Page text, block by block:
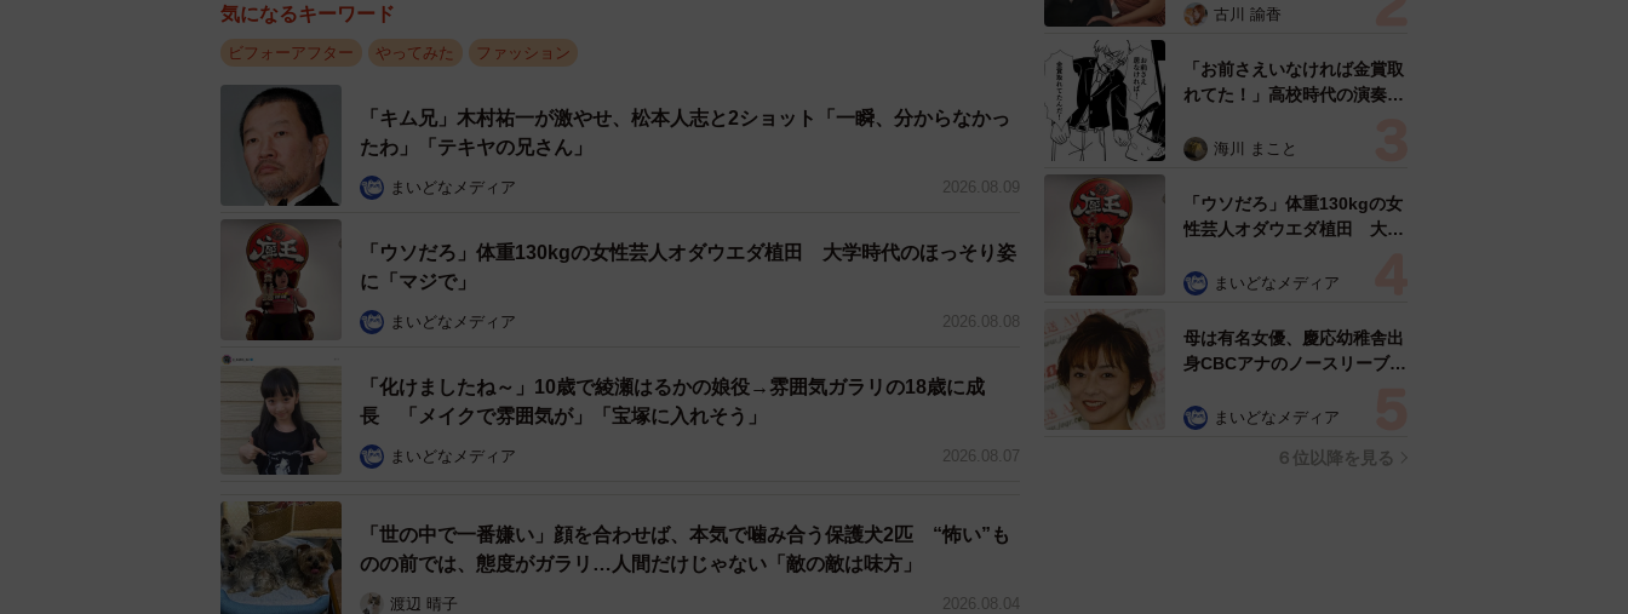
2/7
コンプレックスを抱いていた高校生のころ／えびけんさん（＠ebiken39）提供
一方で、そのころから「髪型や見せ方で人は変われる」という感覚には興味を持っており、
美容師という仕事に自然とひかれていったそうです。
「もともと自分自身が“変わりたい”という気持ちが強かったんです。髪型やメイクを少し変
と思ったのが、美容師を目指したきっかけでした」
気になるキーワード
ビフォーアフター やってみた ファッション
「キム兄」木村祐一が激やせ、松本人志と2ショット「一瞬、分からなかっ
たわ」「テキヤの兄さん」
まいどなメディア 2026.08.09
「ウソだろ」体重130kgの女性芸人オダウエダ植田 大学時代のほっそり姿
に「マジで」
まいどなメディア 2026.08.08
「化けましたね～」10歳で綾瀬はるかの娘役→雰囲気ガラリの18歳に成
長 「メイクで雰囲気が」「宝塚に入れそう」
まいどなメディア 2026.08.07
「世の中で一番嫌い」顔を合わせば、本気で噛み合う保護犬2匹 “怖い”も
のの前では、態度がガラリ…人間だけじゃない「敵の敵は味方」
渡辺 晴子 2026.08.04
た？ 今の思いを聞いた
古川 諭香
「お前さえいなければ金賞取
れてた！」高校時代の演奏会
生は楽器修理職人に 10年後
ぬ申し出【漫画】
海川 まこと
「ウソだろ」体重130kgの女
性芸人オダウエダ植田 大学
で」 まいどなメディア
母は有名女優、慶応幼稚舎出
身CBCアナのノースリーブ姿
る」「天使の笑顔」
まいどなメディア
６位以降を見る